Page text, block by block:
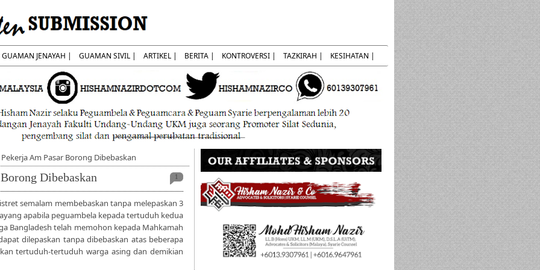
GUAMAN JENAYAH | GUAMAN SIVIL | ARTIKEL | BERITA | KONTROVERSI | TAZKIRAH | KESIHATAN |
Am Pasar Borong Dibebaskan
1
Dibebaskan
semalam membebaskan tanpa melepaskan 3
apabila peguambela kepada tertuduh kedua
Bangladesh telah memohon kepada Mahkamah
dilepaskan tanpa dibebaskan atas beberapa
tertuduh-tertuduh warga asing dan demikian